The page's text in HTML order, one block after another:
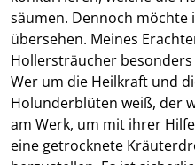
säumen. Dennoch
übersehen. Meines
Hollersträucher
Wer um die Heilkraft und
Holunderblüten weiß, der
am Werk, um mit ihrer
eine getrocknete